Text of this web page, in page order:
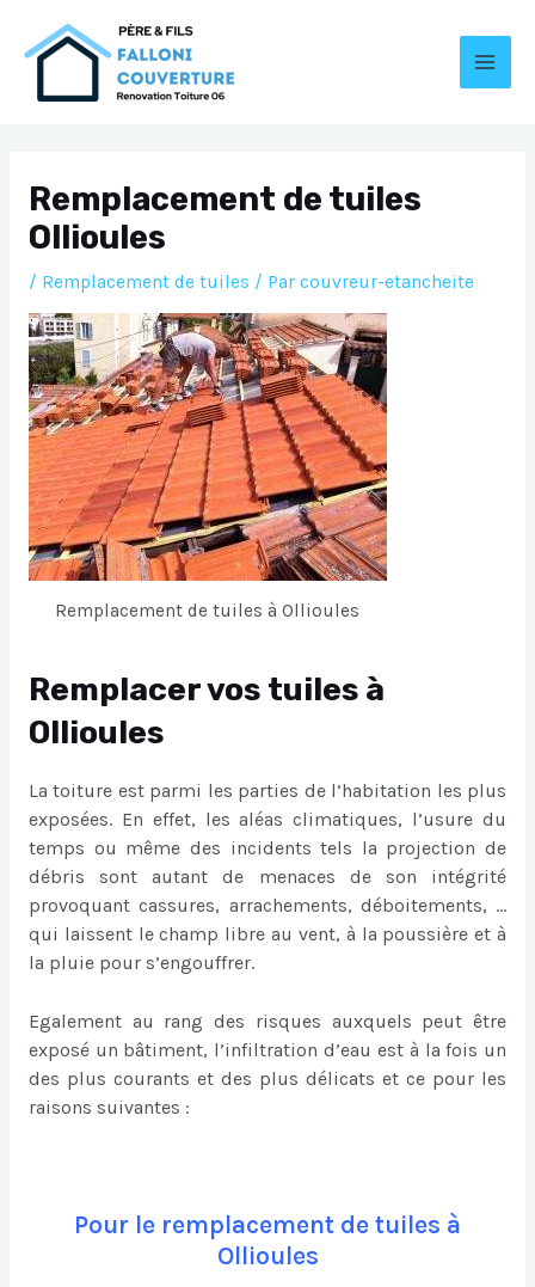
Remplacement de tuiles
Ollioules
/ Remplacement de tuiles / Par couvreur-etancheite
Remplacement de tuiles à Ollioules
Remplacer vos tuiles à
Ollioules
La toiture est parmi les parties de l’habitation les plus
exposées. En effet, les aléas climatiques, l’usure du
temps ou même des incidents tels la projection de
débris sont autant de menaces de son intégrité
provoquant cassures, arrachements, déboitements, …
qui laissent le champ libre au vent, à la poussière et à
la pluie pour s’engouffrer.
Egalement au rang des risques auxquels peut être
exposé un bâtiment, l’infiltration d’eau est à la fois un
des plus courants et des plus délicats et ce pour les
raisons suivantes :
Pour le remplacement de tuiles à
Ollioules